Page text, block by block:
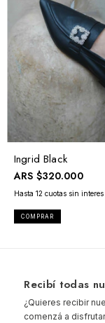
Ingrid Black
ARS $320.000
COMPRAR
Recibí todas
¿Quieres recibir
comenzá a